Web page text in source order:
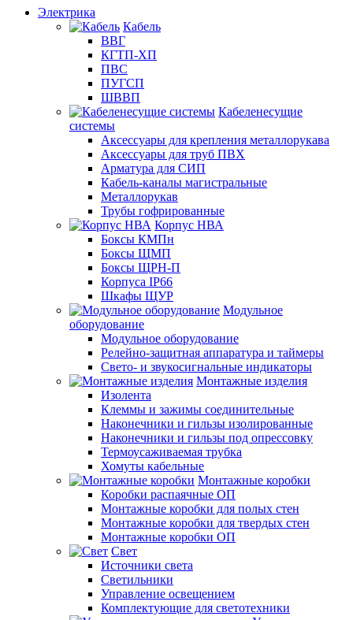
Электрика
Кабель
ВВГ
КГТП-ХП
ПВС
ПУГСП
ШВВП
Кабеленесущие
системы
Аксессуары для крепления металлорукава
Аксессуары для труб ПВХ
Арматура для СИП
Кабель-каналы магистральные
Металлорукав
Трубы гофрированные
Корпус НВА
Боксы КМПн
Боксы ЩМП
Боксы ЩРН-П
Корпуса IP66
Шкафы ЩУР
Модульное
оборудование
Модульное оборудование
Релейно-защитная аппаратура и таймеры
Свето- и звукосигнальные индикаторы
Монтажные изделия
Изолента
Клеммы и зажимы соединительные
Наконечники и гильзы изолированные
Наконечники и гильзы под опрессовку
Термоусаживаемая трубка
Хомуты кабельные
Монтажные коробки
Коробки распаячные ОП
Монтажные коробки для полых стен
Монтажные коробки для твердых стен
Монтажные коробки ОП
Свет
Источники света
Светильники
Управление освещением
Комплектующие для светотехники